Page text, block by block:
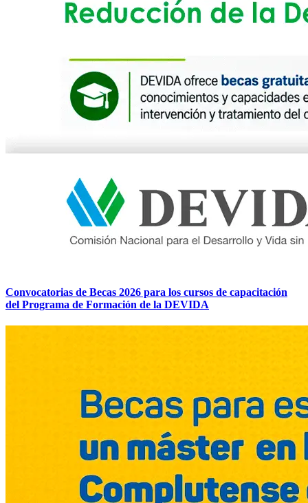
Convocatorias de Becas 2026 para los cursos de capacitación
del Programa de Formación de la DEVIDA